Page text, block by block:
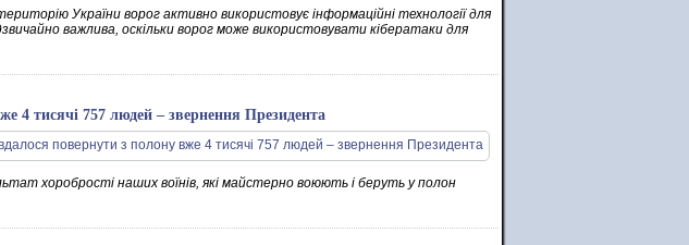
України ворог активно використовує інформаційні технології для
важлива, оскільки ворог може використовувати кібератаки для
4 тисячі 757 людей – звернення Президента
хоробрості наших воїнів, які майстерно воюють і беруть у полон